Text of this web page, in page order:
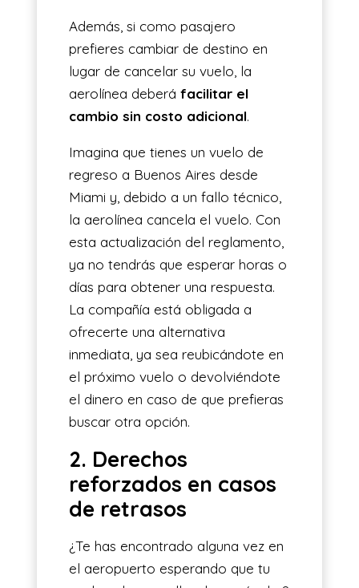
Además, si como pasajero
prefieres cambiar de destino en
lugar de cancelar su vuelo, la
aerolínea deberá facilitar el
cambio sin costo adicional.
Imagina que tienes un vuelo de
regreso a Buenos Aires desde
Miami y, debido a un fallo técnico,
la aerolínea cancela el vuelo. Con
esta actualización del reglamento,
ya no tendrás que esperar horas o
días para obtener una respuesta.
La compañía está obligada a
ofrecerte una alternativa
inmediata, ya sea reubicándote en
el próximo vuelo o devolviéndote
el dinero en caso de que prefieras
buscar otra opción.
2. Derechos
reforzados en casos
de retrasos
¿Te has encontrado alguna vez en
el aeropuerto esperando que tu